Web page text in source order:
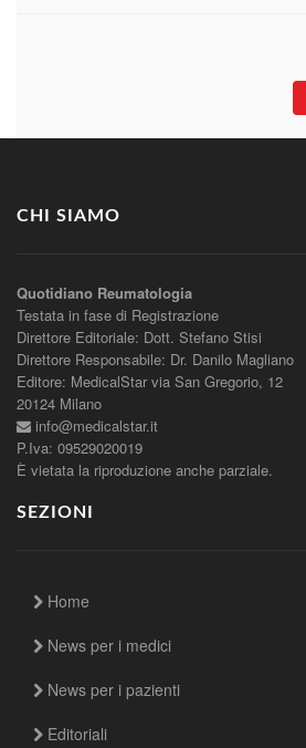
CHI SIAMO
Quotidiano Reumatologia
Testata in fase di Registrazione
Direttore Editoriale: Dott. Stefano Stisi
Direttore Responsabile: Dr. Danilo Magliano
Editore: MedicalStar via San Gregorio, 12
20124 Milano
info@medicalstar.it
P.Iva: 09529020019
È vietata la riproduzione anche parziale.
SEZIONI
Home
News per i medici
News per i pazienti
Editoriali